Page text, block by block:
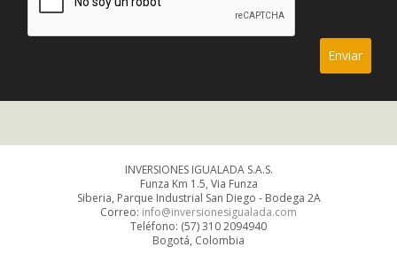
INVERSIONES IGUALADA S.A.S.
Funza Km 1.5, Via Funza
Siberia, Parque Industrial San Diego - Bodega 2A
Correo: info@inversionesigualada.com
Teléfono: (57) 310 2094940
Bogotá, Colombia